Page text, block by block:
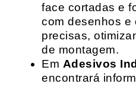
face cortadas e
com desenhos e
precisas,
de montagem.
Em Adesivos
encontrará